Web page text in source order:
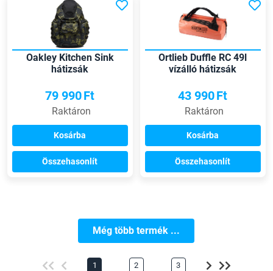
Oakley Kitchen Sink
hátizsák
79 990Ft
Raktáron
Kosárba
Összehasonlít
Ortlieb Duffle RC 49l
vízálló hátizsák
43 990Ft
Raktáron
Kosárba
Összehasonlít
Még több termék ...
1 2 3